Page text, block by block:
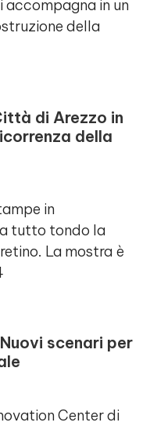
accompagna in un
della
di Arezzo in
della
in
a tutto tondo la
La mostra è
scenari per
Center di